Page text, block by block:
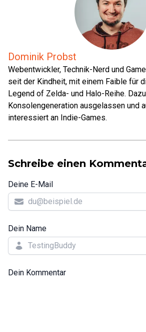
Dominik Probst
Webentwickler, Technik-Nerd und
seit der Kindheit, mit einem Faible für
Legend of Zelda- und Halo-Reihe.
Konsolengeneration ausgelassen und
interessiert an Indie-Games.
Schreibe einen
Deine E-Mail
Dein Name
Dein Kommentar